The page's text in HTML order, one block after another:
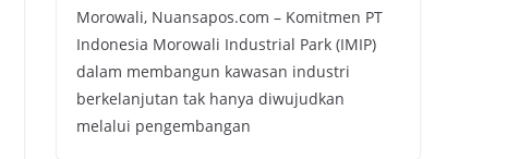
Morowali, Nuansapos.com – Komitmen PT
Indonesia Morowali Industrial Park (IMIP)
dalam membangun kawasan industri
berkelanjutan tak hanya diwujudkan
melalui pengembangan